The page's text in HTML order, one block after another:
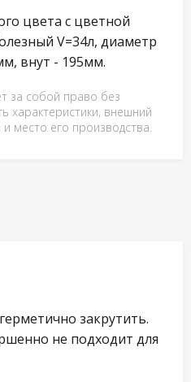
цвета с цветной
V=34л, диаметр
внут - 195мм.
за собой право без
характеристики, внешний
место его производства.
закрутить.
не подходит для